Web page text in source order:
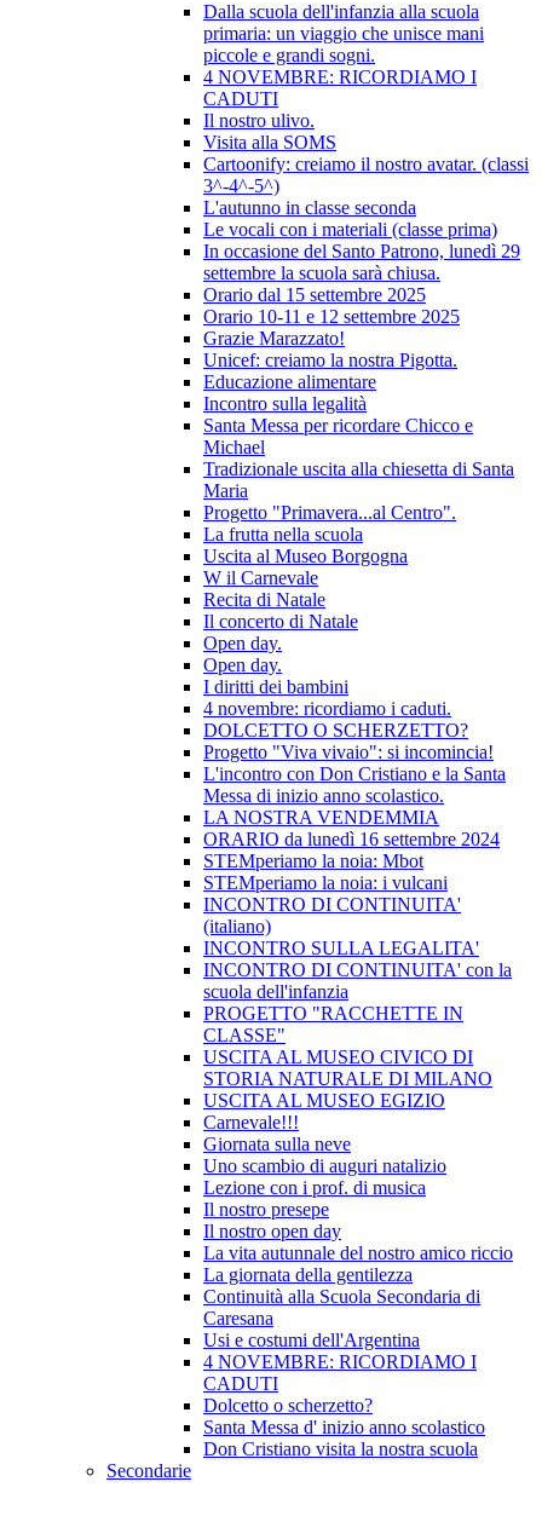
Dalla scuola dell'infanzia alla scuola
primaria: un viaggio che unisce mani
piccole e grandi sogni.
4 NOVEMBRE: RICORDIAMO I
CADUTI
Il nostro ulivo.
Visita alla SOMS
Cartoonify: creiamo il nostro avatar. (classi
3^-4^-5^)
L'autunno in classe seconda
Le vocali con i materiali (classe prima)
In occasione del Santo Patrono, lunedì 29
settembre la scuola sarà chiusa.
Orario dal 15 settembre 2025
Orario 10-11 e 12 settembre 2025
Grazie Marazzato!
Unicef: creiamo la nostra Pigotta.
Educazione alimentare
Incontro sulla legalità
Santa Messa per ricordare Chicco e
Michael
Tradizionale uscita alla chiesetta di Santa
Maria
Progetto "Primavera...al Centro".
La frutta nella scuola
Uscita al Museo Borgogna
W il Carnevale
Recita di Natale
Il concerto di Natale
Open day.
Open day.
I diritti dei bambini
4 novembre: ricordiamo i caduti.
DOLCETTO O SCHERZETTO?
Progetto "Viva vivaio": si incomincia!
L'incontro con Don Cristiano e la Santa
Messa di inizio anno scolastico.
LA NOSTRA VENDEMMIA
ORARIO da lunedì 16 settembre 2024
STEMperiamo la noia: Mbot
STEMperiamo la noia: i vulcani
INCONTRO DI CONTINUITA'
(italiano)
INCONTRO SULLA LEGALITA'
INCONTRO DI CONTINUITA' con la
scuola dell'infanzia
PROGETTO "RACCHETTE IN
CLASSE"
USCITA AL MUSEO CIVICO DI
STORIA NATURALE DI MILANO
USCITA AL MUSEO EGIZIO
Carnevale!!!
Giornata sulla neve
Uno scambio di auguri natalizio
Lezione con i prof. di musica
Il nostro presepe
Il nostro open day
La vita autunnale del nostro amico riccio
La giornata della gentilezza
Continuità alla Scuola Secondaria di
Caresana
Usi e costumi dell'Argentina
4 NOVEMBRE: RICORDIAMO I
CADUTI
Dolcetto o scherzetto?
Santa Messa d' inizio anno scolastico
Don Cristiano visita la nostra scuola
Secondarie